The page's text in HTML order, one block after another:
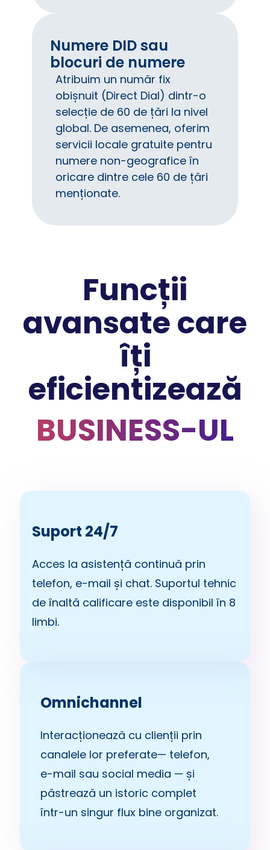
Numere DID sau
blocuri de numere
Atribuim un număr fix
obișnuit (Direct Dial) dintr-o
selecție de 60 de țări la nivel
global. De asemenea, oferim
servicii locale gratuite pentru
numere non-geografice în
oricare dintre cele 60 de țări
menționate.
Funcții
avansate care
îți
eficientizează
BUSINESS-UL
Suport 24/7
Acces la asistență continuă prin
telefon, e-mail și chat. Suportul tehnic
de înaltă calificare este disponibil în 8
limbi.
Omnichannel
Interacționează cu clienții prin
canalele lor preferate— telefon,
e-mail sau social media — și
păstrează un istoric complet
într-un singur flux bine organizat.